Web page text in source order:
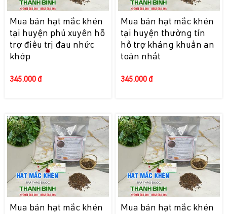
Mua bán hạt mắc khén
tại huyện phú xuyên hỗ
trợ điều trị đau nhức
khớp
345.000 đ
Mua bán hạt mắc khén
tại huyện thường tín
hỗ trợ kháng khuẩn an
toàn nhất
345.000 đ
Mua bán hạt mắc khén
Mua bán hạt mắc khén